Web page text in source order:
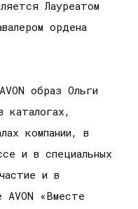
Лауреатом
ордена
образ Ольги
каталогах,
компании, в
и в специальных
и в
AVON «Вместе